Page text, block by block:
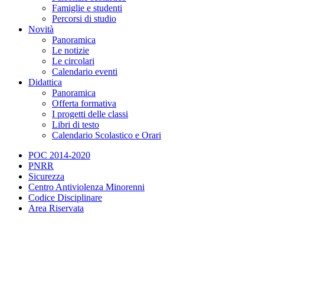
Famiglie e studenti
Percorsi di studio
Novità
Panoramica
Le notizie
Le circolari
Calendario eventi
Didattica
Panoramica
Offerta formativa
I progetti delle classi
Libri di testo
Calendario Scolastico e Orari
POC 2014-2020
PNRR
Sicurezza
Centro Antiviolenza Minorenni
Codice Disciplinare
Area Riservata